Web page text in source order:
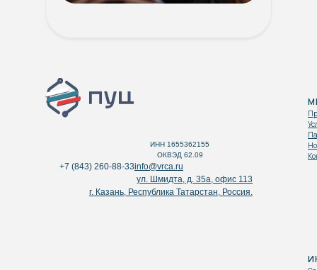
ИНН 1655362155
ОКВЭД 62.09
+7 (843) 260-88-33info@vrca.ru
ул. Шмидта, д. 35а, офис 113
г. Казань, Республика Татарстан, Россия.